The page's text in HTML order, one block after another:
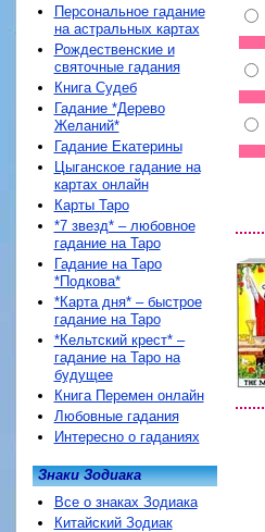
Персональное гадание
на астральных картах
Рождественские и
святочные гадания
Книга Судеб
Гадание *Дерево
Желаний*
Гадание Екатерины
Цыганское гадание на
картах онлайн
Карты Таро
*7 звезд* – любовное
гадание на Таро
Гадание на Таро
*Подкова*
*Карта дня* – быстрое
гадание на Таро
*Кельтский крест* –
гадание на Таро на
будущее
Книга Перемен онлайн
Любовные гадания
Интересно о гаданиях
Знаки Зодиака
Все о знаках Зодиака
Китайский Зодиак